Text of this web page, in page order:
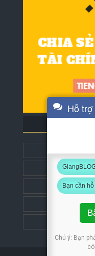
Đặt liên kết
Đặt liên kết
Đặt liên kết
Đặt liên kết
Hỗ
Bạn cần
Chú ý: Bạn